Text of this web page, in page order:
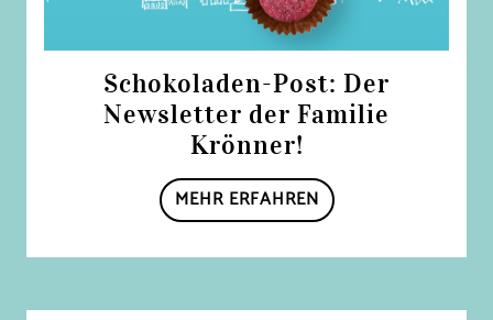
Schokoladen-Post: Der
Newsletter der Familie
Krönner!
MEHR ERFAHREN